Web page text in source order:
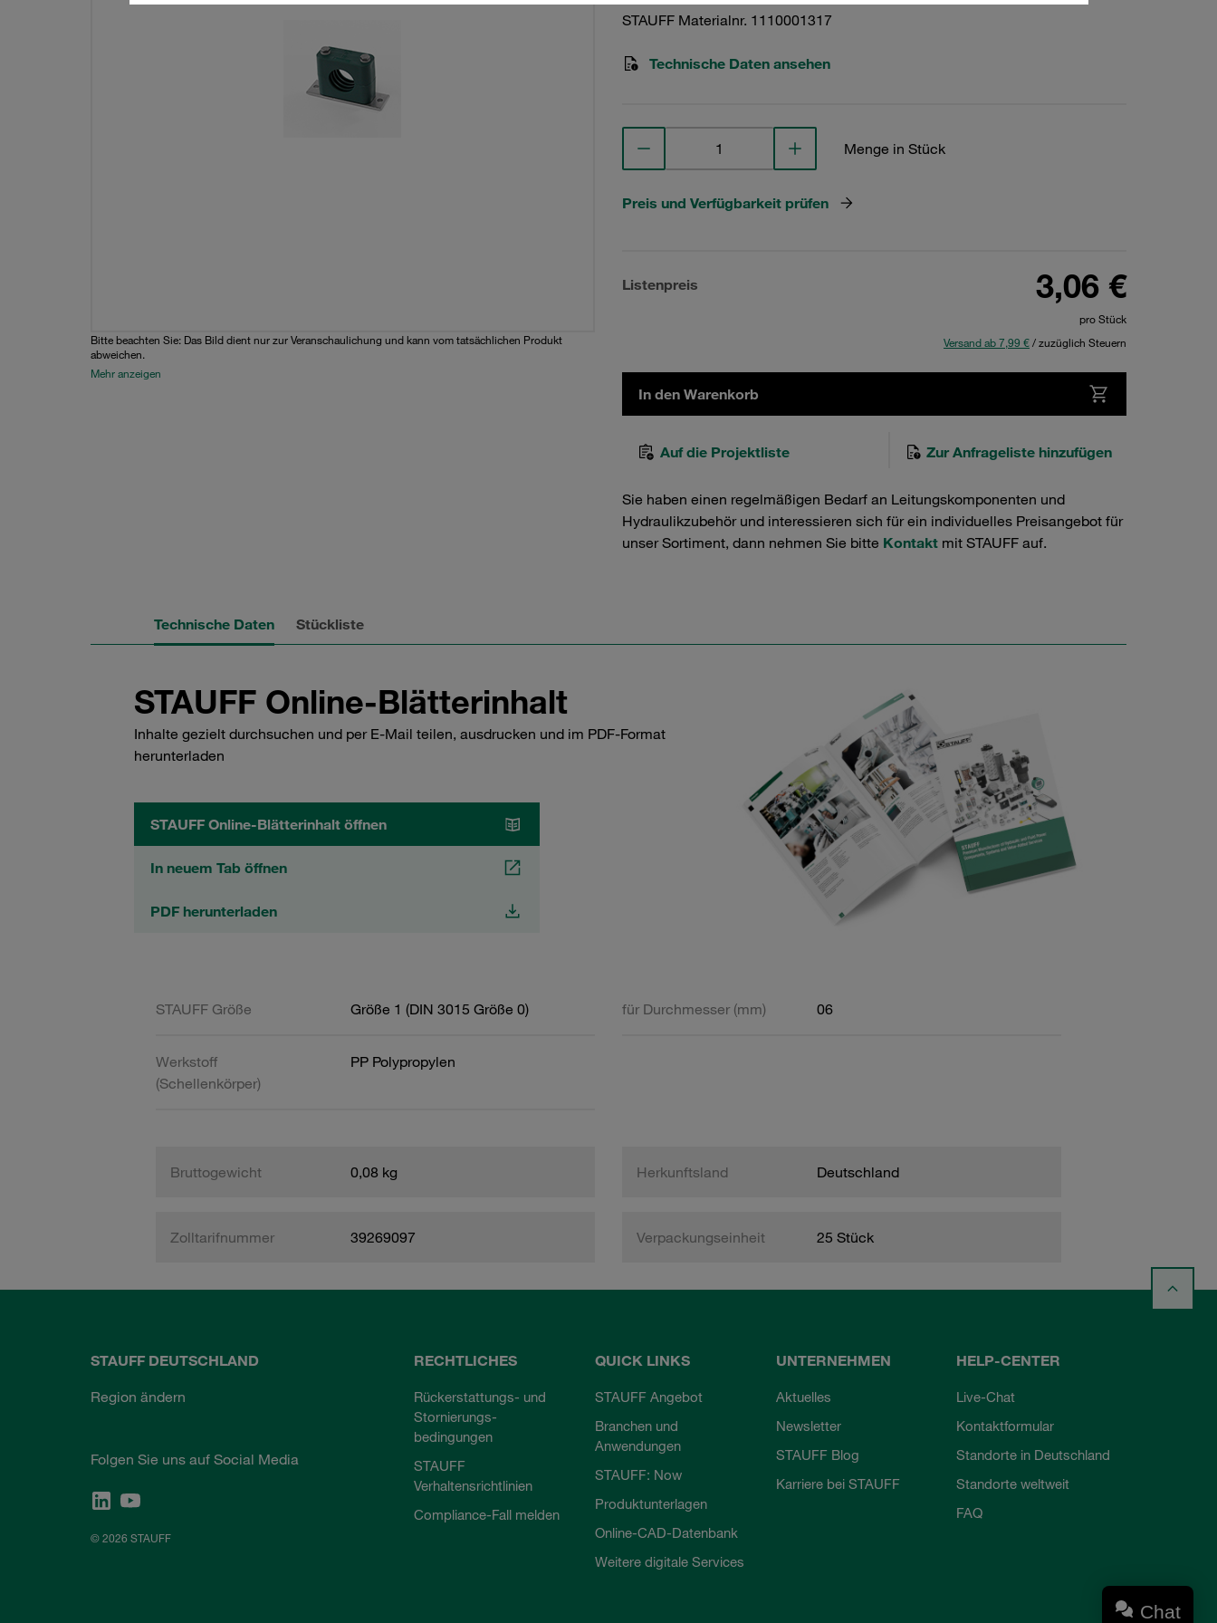
Bitte beachten Sie: Das Bild dient nur zur Veranschaulichung und kann vom tatsächlichen Produkt
abweichen.
Mehr anzeigen
STAUFF Materialnr. 1110001317
Technische Daten ansehen
Menge in Stück
Preis und Verfügbarkeit prüfen
Listenpreis 3,06 €
pro Stück
Versand ab 7,99 €/ zuzüglich Steuern
In den Warenkorb
Auf die Projektliste Zur Anfrageliste hinzufügen
Sie haben einen regelmäßigen Bedarf an Leitungskomponenten und
Hydraulikzubehör und interessieren sich für ein individuelles Preisangebot für
unser Sortiment, dann nehmen Sie bitte Kontakt mit STAUFF auf.
Technische Daten Stückliste
STAUFF Online-Blätterinhalt
Inhalte gezielt durchsuchen und per E-Mail teilen, ausdrucken und im PDF-Format
herunterladen
STAUFF Online-Blätterinhalt öffnen
In neuem Tab öffnen
PDF herunterladen
STAUFF Größe Größe 1 (DIN 3015 Größe 0) für Durchmesser (mm) 06
Werkstoff
(Schellenkörper)
PP Polypropylen
Bruttogewicht 0,08 kg Herkunftsland Deutschland
Zolltarifnummer 39269097 Verpackungseinheit 25 Stück
STAUFF DEUTSCHLAND
Region ändern
Folgen Sie uns auf Social Media
© 2026 STAUFF
RECHTLICHES
Rückerstattungs- und
Stornierungs-
bedingungen
STAUFF
Verhaltensrichtlinien
Compliance-Fall melden
QUICK LINKS
STAUFF Angebot
Branchen und
Anwendungen
STAUFF: Now
Produktunterlagen
Online-CAD-Datenbank
Weitere digitale Services
UNTERNEHMEN
Aktuelles
Newsletter
STAUFF Blog
Karriere bei STAUFF
HELP-CENTER
Live-Chat
Kontaktformular
Standorte in Deutschland
Standorte weltweit
FAQ
Chat